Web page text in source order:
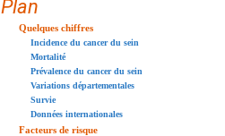
Plan
Quelques chiffres
Incidence du cancer du sein
Mortalité
Prévalence du cancer du sein
Variations départementales
Survie
Données internationales
Facteurs de risque